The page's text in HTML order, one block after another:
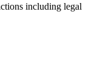
including legal